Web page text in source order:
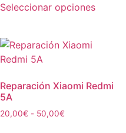
Seleccionar opciones
Reparación Xiaomi Redmi
5A
20,00€ - 50,00€